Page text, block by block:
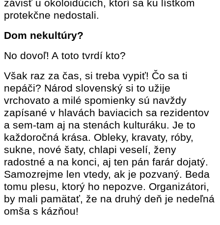
závisť u okoloidúcich, ktorí sa ku lístkom
protekčne nedostali.
Dom nekultúry?
No dovoľ! A toto tvrdí kto?
Však raz za čas, si treba vypiť! Čo sa ti
nepáči? Národ slovenský si to užije
vrchovato a milé spomienky sú navždy
zapísané v hlavách baviacich sa rezidentov
a sem-tam aj na stenách kulturáku. Je to
každoročná krása. Obleky, kravaty, róby,
sukne, nové šaty, chlapi veselí, ženy
radostné a na konci, aj ten pán farár dojatý.
Samozrejme len vtedy, ak je pozvaný. Beda
tomu plesu, ktorý ho nepozve. Organizátori,
by mali pamätať, že na druhý deň je nedeľná
omša s kázňou!